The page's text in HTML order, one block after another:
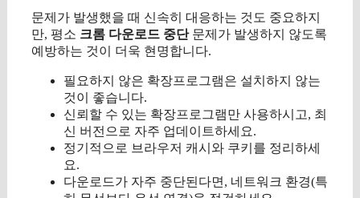
문제가 발생했을 때 신속히 대응하는 것도 중요하지
만, 평소 크롬 다운로드 중단문제가 발생하지 않도록
예방하는 것이 더욱 현명합니다.
필요하지 않은 확장프로그램은 설치하지 않는
것이 좋습니다.
신뢰할 수 있는 확장프로그램만 사용하시고, 최
신 버전으로 자주 업데이트하세요.
정기적으로 브라우저 캐시와 쿠키를 정리하세
요.
다운로드가 자주 중단된다면, 네트워크 환경(특